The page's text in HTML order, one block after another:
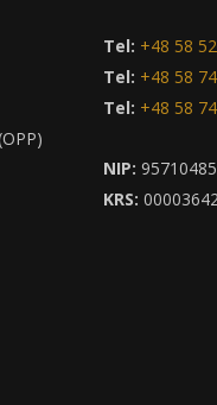
Tel: +48 58
Tel: +48 58
Tel: +48 58
NIP:
KRS: